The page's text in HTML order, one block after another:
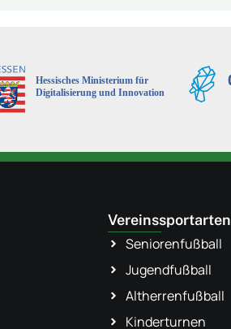
Vereinssportarten
Seniorenfußball
Jugendfußball
Altherrenfußball
Kinderturnen